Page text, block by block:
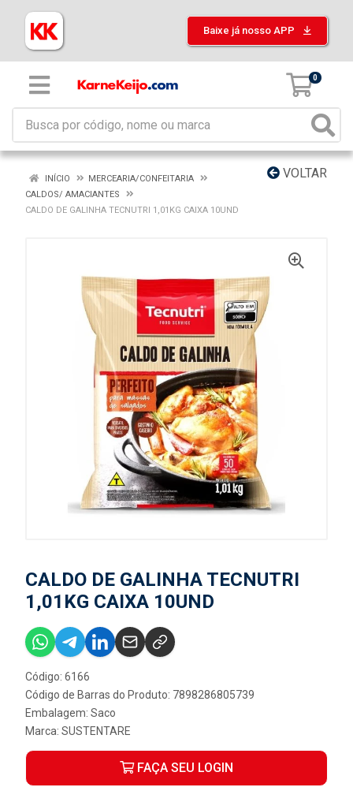
Baixe já nosso APP
0
VOLTAR
INÍCIO
MERCEARIA/CONFEITARIA
CALDOS/ AMACIANTES
CALDO DE GALINHA TECNUTRI 1,01KG CAIXA 10UND
CALDO DE GALINHA TECNUTRI
1,01KG CAIXA 10UND
Código: 6166
Código de Barras do Produto: 7898286805739
Embalagem: Saco
Marca: SUSTENTARE
FAÇA SEU LOGIN